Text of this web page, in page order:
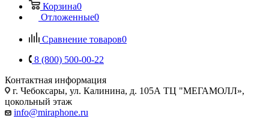
Корзина0
Отложенные0
Сравнение товаров0
8 (800) 500-00-22
Контактная информация
г. Чебоксары, ул. Калинина, д. 105А ТЦ "МЕГАМОЛЛ»,
цокольный этаж
info@miraphone.ru